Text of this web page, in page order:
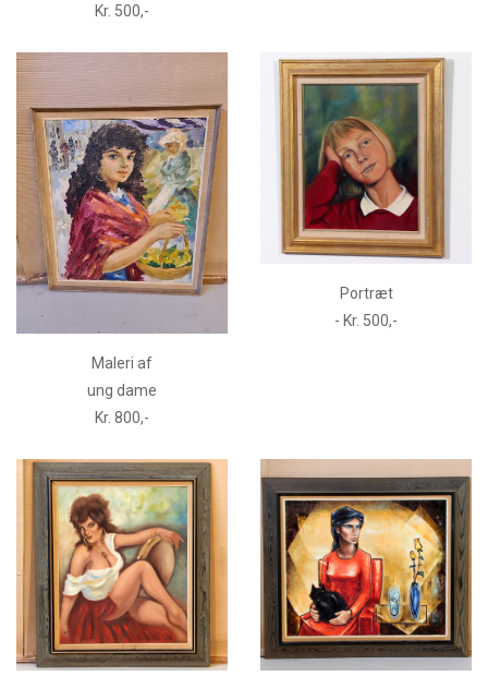
Kr. 500,-
Maleri af
ung dame
Kr. 800,-
Portræt
- Kr. 500,-